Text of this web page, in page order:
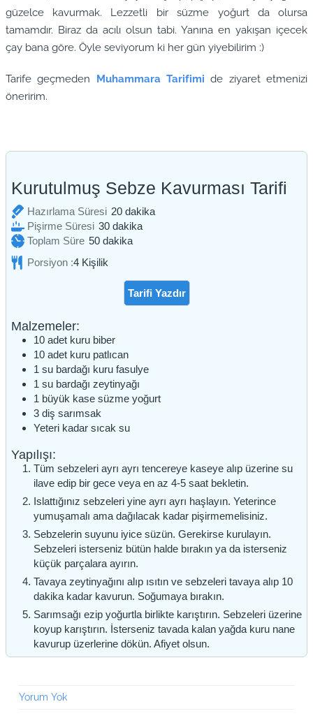
güzelce kavurmak. Lezzetli bir süzme yoğurt da olursa
tamamdır. Biraz da acılı olsun tabi. Yanına en yakışan içecek
çay bana göre. Öyle seviyorum ki her gün yiyebilirim :)
Tarife geçmeden Muhammara Tarifimi de ziyaret etmenizi
öneririm.
Kurutulmuş Sebze Kavurması Tarifi
Hazırlama Süresi 20dakika
dakika
Pişirme Süresi 30dakika
dakika
Toplam Süre 50dakika
dakika
Porsiyon :4 Kişilik
Tarifi Yazdır
Malzemeler:
10 adet kuru biber
10 adet kuru patlıcan
1 su bardağı kuru fasulye
1 su bardağı zeytinyağı
1 büyük kase süzme yoğurt
3 diş sarımsak
Yeteri kadar sıcak su
Yapılışı:
Tüm sebzeleri ayrı ayrı tencereye kaseye alıp üzerine su
ilave edip bir gece veya en az 4-5 saat bekletin.
Islattığınız sebzeleri yine ayrı ayrı haşlayın. Yeterince
yumuşamalı ama dağılacak kadar pişirmemelisiniz.
Sebzelerin suyunu iyice süzün. Gerekirse kurulayın.
Sebzeleri isterseniz bütün halde bırakın ya da isterseniz
küçük parçalara ayırın.
Tavaya zeytinyağını alıp ısıtın ve sebzeleri tavaya alıp 10
dakika kadar kavurun. Soğumaya bırakın.
Sarımsağı ezip yoğurtla birlikte karıştırın. Sebzeleri üzerine
koyup karıştırın. İsterseniz tavada kalan yağda kuru nane
kavurup üzerlerine dökün. Afiyet olsun.
Yorum Yok